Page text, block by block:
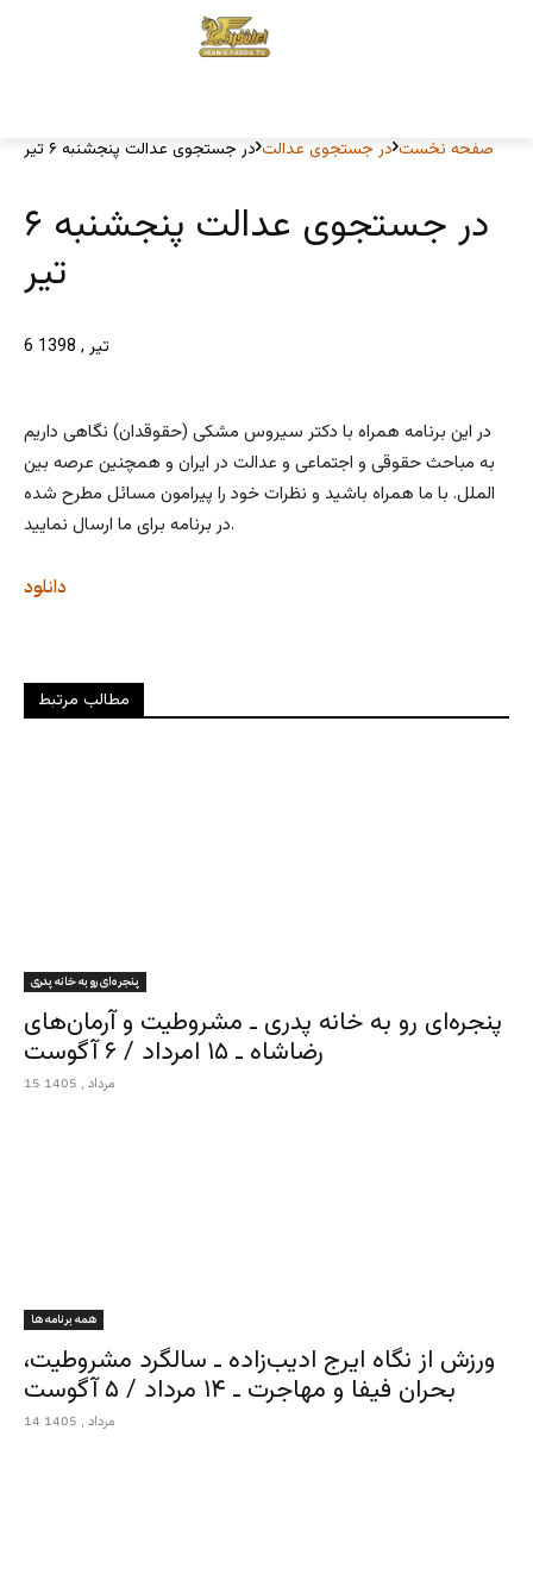
صفحه نخست در جستجوی عدالت در جستجوی عدالت پنجشنبه ۶ تیر
در جستجوی عدالت پنجشنبه ۶
تیر
6 تیر , 1398
در این برنامه همراه با دکتر سیروس مشکی (حقوقدان) نگاهی داریم
به مباحث حقوقی و اجتماعی و عدالت در ایران و همچنین عرصه بین
الملل. با ما همراه باشید و نظرات خود را پیرامون مسائل مطرح شده
در برنامه برای ما ارسال نمایید.
دانلود
مطالب مرتبط
پنجره‌ای رو به خانه پدری
پنجره‌ای رو به خانه پدری ـ مشروطیت و آرمان‌های
رضاشاه ـ ۱۵ امرداد / ۶ آگوست
15 مرداد , 1405
همه برنامه ها
ورزش از نگاه ایرج ادیب‌زاده ـ سالگرد مشروطیت،
بحران فیفا و مهاجرت ـ ۱۴ مرداد / ۵ آگوست
14 مرداد , 1405